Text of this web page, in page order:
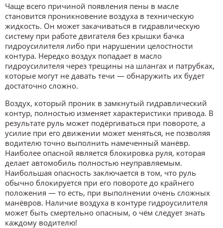
Чаще всего причиной появления пены в масле
становится проникновение воздуха в техническую
жидкость. Он может закачиваться в гидравлическую
систему при работе двигателя без крышки бачка
гидроусилителя либо при нарушении целостности
контура. Нередко воздух попадает в масло
гидроусилителя через трещины на шлангах и патрубках,
которые могут не давать течи — обнаружить их будет
достаточно сложно.
Воздух, который проник в замкнутый гидравлический
контур, полностью изменяет характеристики привода. В
результате руль может подёргиваться при повороте, а
усилие при его движении может меняться, не позволяя
водителю точно выполнить намеченный манёвр.
Наиболее опасной является блокировка руля, которая
делает автомобиль полностью неуправляемым.
Наибольшая опасность заключается в том, что руль
обычно блокируется при его повороте до крайнего
положения — то есть, при выполнении очень сложных
манёвров. Наличие воздуха в контуре гидроусилителя
может быть смертельно опасным, о чём следует знать
каждому водителю!